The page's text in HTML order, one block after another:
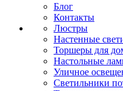
Блог
Контакты
Люстры
Настенные
Торшеры для
Настольные
Уличное
Светильники